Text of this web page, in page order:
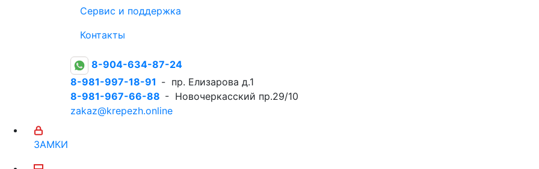
Сервис и поддержка
Контакты
8-904-634-87-24
8-981-997-18-91 - пр. Елизарова д.1
8-981-967-66-88 - Новочеркасский пр.29/10
zakaz@krepezh.online
ЗАМКИ